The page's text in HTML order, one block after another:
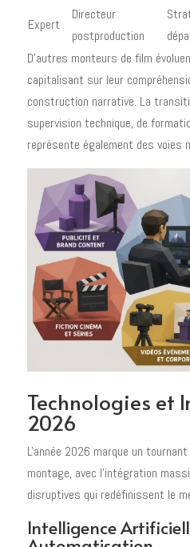
Expert
Directeur
postproduction
D'autres monteurs de film
capitalisant sur leur
construction narrative. La
supervision technique, de
représente également des voies
Technologies et
2026
L'année 2026 marque un
montage, avec l'intégration
disruptives qui redéfinissent le
Intelligence